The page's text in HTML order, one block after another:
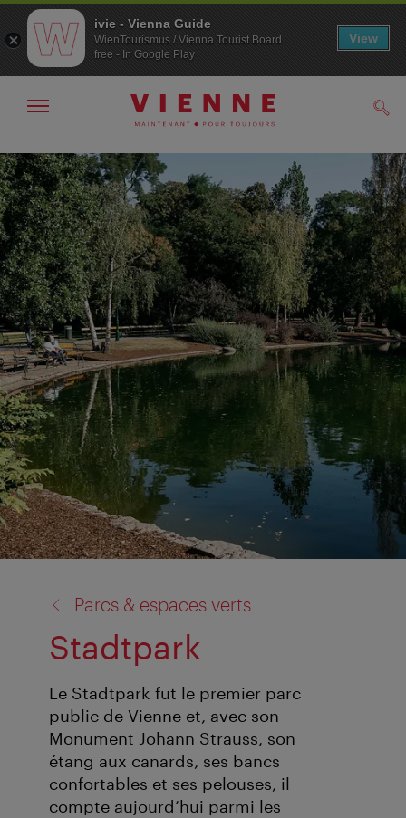
Navigation
Contenu
Afficher
la
navigation
Parcs & espaces verts
Stadtpark
Le Stadtpark fut le premier parc
public de Vienne et, avec son
Monument Johann Strauss, son
étang aux canards, ses bancs
confortables et ses pelouses, il
compte aujourd’hui parmi les
ivie - Vienna Guide
WienTourismus / Vienna Tourist Board
free - In Google Play
View